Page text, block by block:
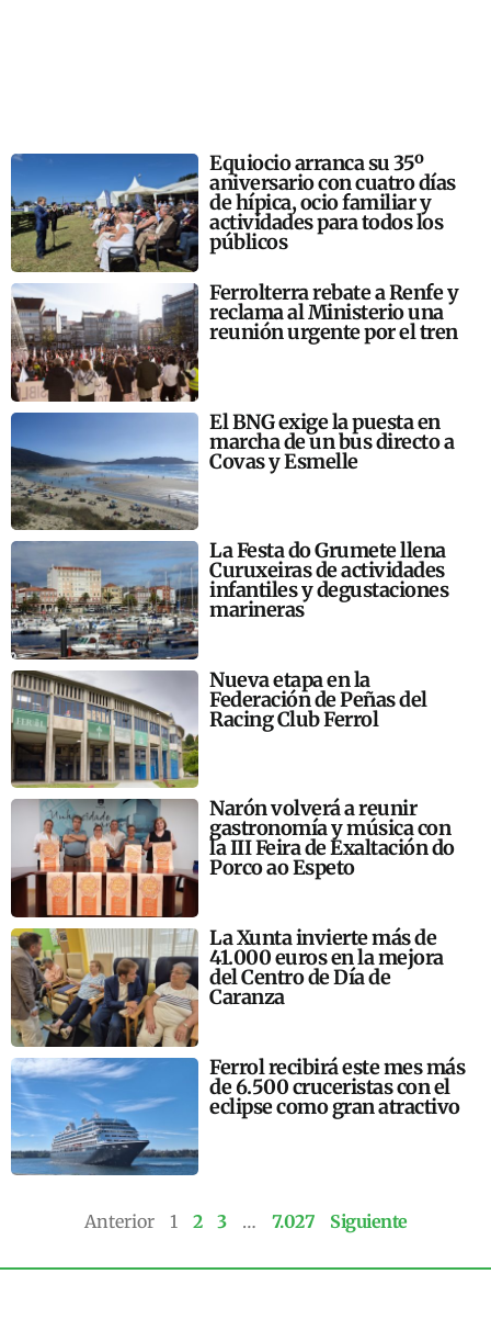
Equiocio arranca su 35º
aniversario con cuatro días
de hípica, ocio familiar y
actividades para todos los
públicos
Ferrolterra rebate a Renfe y
reclama al Ministerio una
reunión urgente por el tren
El BNG exige la puesta en
marcha de un bus directo a
Covas y Esmelle
La Festa do Grumete llena
Curuxeiras de actividades
infantiles y degustaciones
marineras
Nueva etapa en la
Federación de Peñas del
Racing Club Ferrol
Narón volverá a reunir
gastronomía y música con
la III Feira de Exaltación do
Porco ao Espeto
La Xunta invierte más de
41.000 euros en la mejora
del Centro de Día de
Caranza
Ferrol recibirá este mes más
de 6.500 cruceristas con el
eclipse como gran atractivo
Anterior 1 2 3 … 7.027 Siguiente